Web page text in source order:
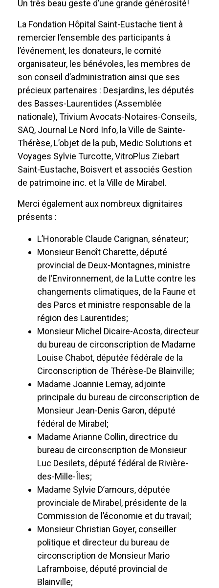
Un très beau geste d’une grande générosité!
La Fondation Hôpital Saint-Eustache tient à
remercier l’ensemble des participants à
l’événement, les donateurs, le comité
organisateur, les bénévoles, les membres de
son conseil d’administration ainsi que ses
précieux partenaires : Desjardins, les députés
des Basses-Laurentides (Assemblée
nationale), Trivium Avocats-Notaires-Conseils,
SAQ, Journal Le Nord Info, la Ville de Sainte-
Thérèse, L’objet de la pub, Medic Solutions et
Voyages Sylvie Turcotte, VitroPlus Ziebart
Saint-Eustache, Boisvert et associés Gestion
de patrimoine inc. et la Ville de Mirabel.
Merci également aux nombreux dignitaires
présents :
L’Honorable Claude Carignan, sénateur;
Monsieur Benoît Charette, député
provincial de Deux-Montagnes, ministre
de l’Environnement, de la Lutte contre les
changements climatiques, de la Faune et
des Parcs et ministre responsable de la
région des Laurentides;
Monsieur Michel Dicaire-Acosta, directeur
du bureau de circonscription de Madame
Louise Chabot, députée fédérale de la
Circonscription de Thérèse-De Blainville;
Madame Joannie Lemay, adjointe
principale du bureau de circonscription de
Monsieur Jean-Denis Garon, député
fédéral de Mirabel;
Madame Arianne Collin, directrice du
bureau de circonscription de Monsieur
Luc Desilets, député fédéral de Rivière-
des-Mille-Îles;
Madame Sylvie D’amours, députée
provinciale de Mirabel, présidente de la
Commission de l’économie et du travail;
Monsieur Christian Goyer, conseiller
politique et directeur du bureau de
circonscription de Monsieur Mario
Laframboise, député provincial de
Blainville;